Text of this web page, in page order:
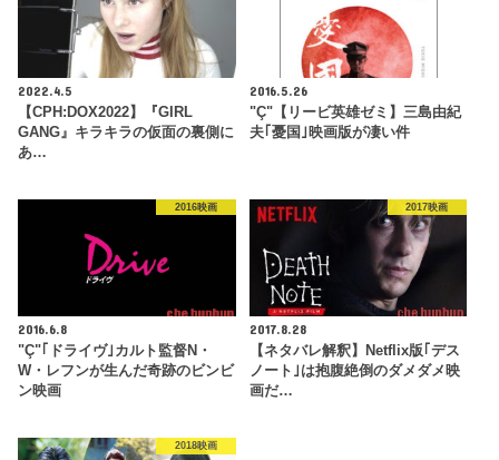
2022.4.5
【CPH:DOX2022】『GIRL
GANG』キラキラの仮面の裏側に
あ…
2016.5.26
"Ç"【リービ英雄ゼミ】三島由紀
夫｢憂国｣映画版が凄い件
2016映画
2016.6.8
"Ç"｢ドライヴ｣カルト監督N・
W・レフンが生んだ奇跡のビンビ
ン映画
2017映画
2017.8.28
【ネタバレ解釈】Netflix版｢デス
ノート｣は抱腹絶倒のダメダメ映
画だ…
2018映画